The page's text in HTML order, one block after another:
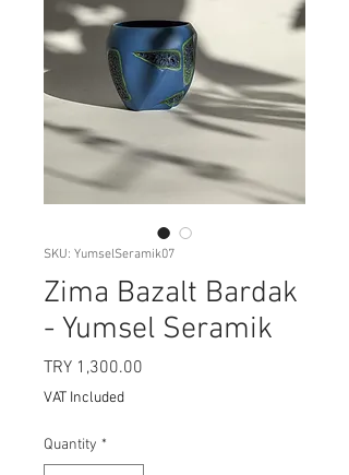
SKU: YumselSeramik07
Zima Bazalt Bardak
- Yumsel Seramik
TRY 1,300.00
VAT Included
Quantity *